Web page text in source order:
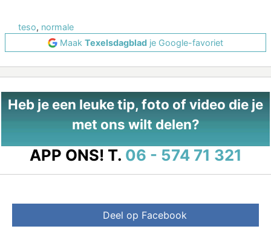
teso, normale
Maak Texelsdagblad je Google-favoriet
Heb je een leuke tip, foto of video die je
met ons wilt delen?
APP ONS! T. 06 - 574 71 321
Deel op Facebook